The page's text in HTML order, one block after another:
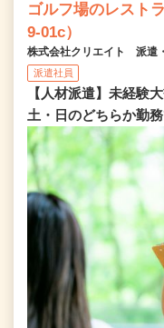
ゴルフ場のレスト
9-01c）
株式会社クリエイト 派遣
派遣社員
【人材派遣】未経験
土・日のどちらか勤